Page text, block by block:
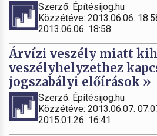
Szerző: Építésijog.hu
Közzétéve: 2013.06.06.
2013.06.06. 18:58
Árvízi veszély miatt
veszélyhelyzethez
jogszabályi előírások »
Szerző: Építésijog.hu
Közzétéve: 2013.06.07.
2015.01.26. 16:41